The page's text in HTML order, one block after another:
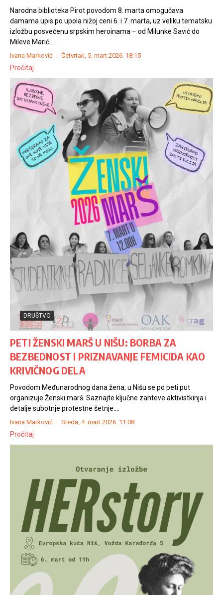
Narodna biblioteka Pirot povodom 8. marta omogućava
damama upis po upola nižoj ceni 6. i 7. marta, uz veliku tematsku
izložbu posvećenu srpskim heroinama – od Milunke Savić do
Mileve Marić....
Ivana Marković Četvrtak, 5. mart 2026. 18:15
Pročitaj
DRUŠTVO
PETI ŽENSKI MARŠ U NIŠU: BORBA ZA
BEZBEDNOST I PRIZNAVANJE FEMICIDA KAO
KRIVIČNOG DELA
Povodom Međunarodnog dana žena, u Nišu se po peti put
organizuje Ženski marš. Saznajte ključne zahteve aktivistkinja i
detalje subotnje protestne šetnje....
Ivana Marković Sreda, 4. mart 2026. 11:08
Pročitaj